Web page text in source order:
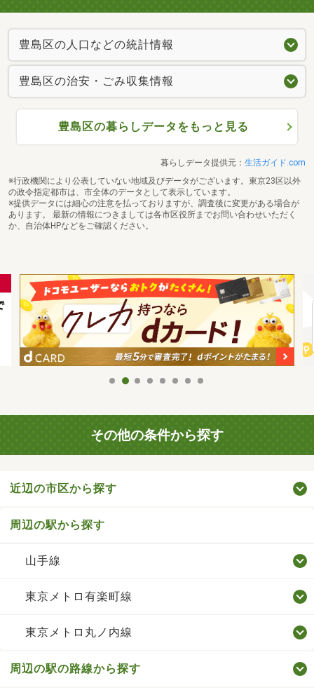
豊島区の人口などの統計情報
豊島区の治安・ごみ収集情報
豊島区の暮らしデータをもっと見る
暮らしデータ提供元： 生活ガイド.com
※行政機関により公表していない地域及びデータがございます。東京23区以外
の政令指定都市は、市全体のデータとして表示しています。
※提供データには細心の注意を払っておりますが、調査後に変更がある場合が
あります。 最新の情報につきましては各市区役所までお問い合わせいただく
か、自治体HPなどをご確認ください。
その他の条件から探す
近辺の市区から探す
周辺の駅から探す
山手線
東京メトロ有楽町線
東京メトロ丸ノ内線
周辺の駅の路線から探す